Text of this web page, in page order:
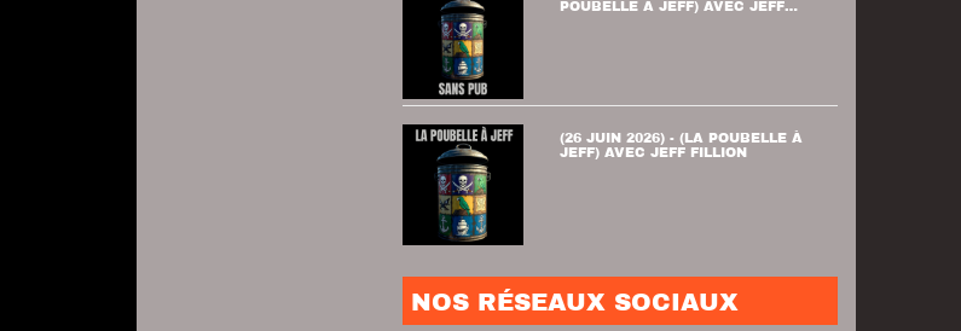
POUBELLE À JEFF) AVEC JEFF
(26 JUIN 2026) - (LA POUBELLE À
JEFF) AVEC JEFF FILLION
NOS RÉSEAUX SOCIAUX